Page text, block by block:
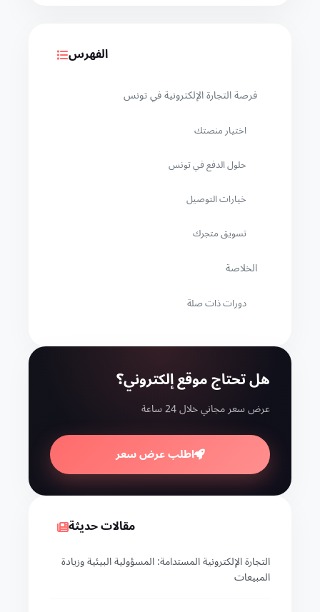
الفهرس
فرصة التجارة الإلكترونية في تونس
اختيار منصتك
حلول الدفع في تونس
خيارات التوصيل
تسويق متجرك
الخلاصة
دورات ذات صلة
هل تحتاج موقع إلكتروني؟
عرض سعر مجاني خلال 24 ساعة
اطلب عرض سعر
مقالات حديثة
التجارة الإلكترونية المستدامة: المسؤولية البيئية وزيادة
المبيعات